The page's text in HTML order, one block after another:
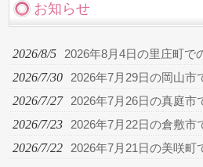
お知らせ
2026/8/5 2026年8月4日の里庄町で
2026/7/30 2026年7月29日の岡山市
2026/7/27 2026年7月26日の真庭市
2026/7/23 2026年7月22日の倉敷市
2026/7/22 2026年7月21日の美咲町